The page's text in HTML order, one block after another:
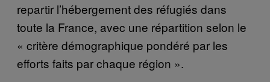
repartir l’hébergement des réfugiés dans
toute la France, avec une répartition selon le
« critère démographique pondéré par les
efforts faits par chaque région ».